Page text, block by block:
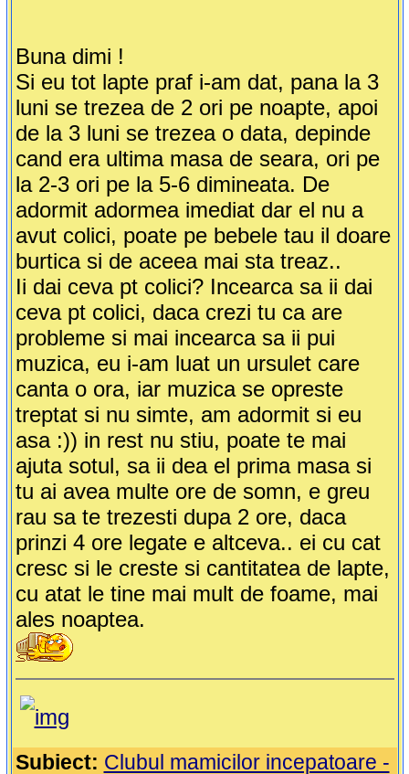
Buna dimi !
Si eu tot lapte praf i-am dat, pana la 3
luni se trezea de 2 ori pe noapte, apoi
de la 3 luni se trezea o data, depinde
cand era ultima masa de seara, ori pe
la 2-3 ori pe la 5-6 dimineata. De
adormit adormea imediat dar el nu a
avut colici, poate pe bebele tau il doare
burtica si de aceea mai sta treaz..
Ii dai ceva pt colici? Incearca sa ii dai
ceva pt colici, daca crezi tu ca are
probleme si mai incearca sa ii pui
muzica, eu i-am luat un ursulet care
canta o ora, iar muzica se opreste
treptat si nu simte, am adormit si eu
asa :)) in rest nu stiu, poate te mai
ajuta sotul, sa ii dea el prima masa si
tu ai avea multe ore de somn, e greu
rau sa te trezesti dupa 2 ore, daca
prinzi 4 ore legate e altceva.. ei cu cat
cresc si le creste si cantitatea de lapte,
cu atat le tine mai mult de foame, mai
ales noaptea.
Subiect: Clubul mamicilor incepatoare -